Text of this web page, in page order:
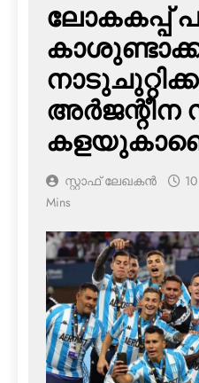
ലോകകപ്പ്
അര്‍ജന്റീന
സ്റ്റാഫ് ലേഖകൻ
Mins